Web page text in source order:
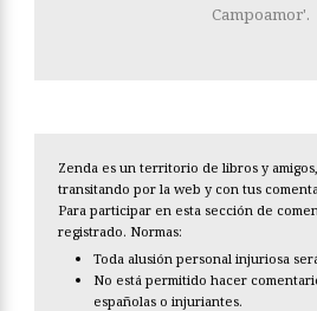
Campoamor'.
Zenda es un territorio de libros y
transitando por la web y con tus
Para participar en esta sección de
registrado. Normas:
Toda alusión personal injuriosa
No está permitido hacer
españolas o injuriantes.